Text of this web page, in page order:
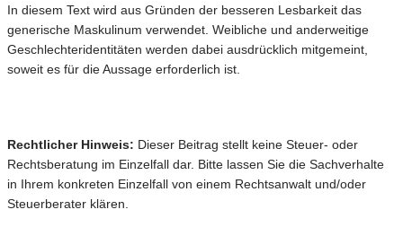
In diesem Text wird aus Gründen der besseren Lesbarkeit das
generische Maskulinum verwendet. Weibliche und anderweitige
Geschlechteridentitäten werden dabei ausdrücklich mitgemeint,
soweit es für die Aussage erforderlich ist.
Rechtlicher Hinweis: Dieser Beitrag stellt keine Steuer- oder
Rechtsberatung im Einzelfall dar. Bitte lassen Sie die Sachverhalte
in Ihrem konkreten Einzelfall von einem Rechtsanwalt und/oder
Steuerberater klären.